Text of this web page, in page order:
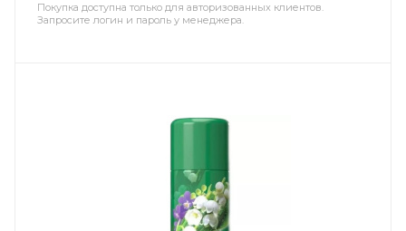
Покупка доступна только для авторизованных клиентов.
Запросите логин и пароль у менеджера.